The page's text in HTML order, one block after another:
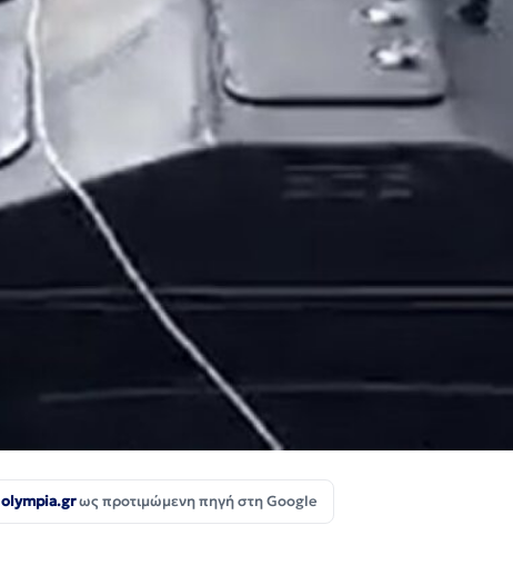
olympia.grως προτιμώμενη πηγή στη Google